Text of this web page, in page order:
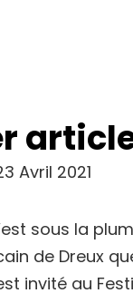
Avril 2021
sous la
de Dreux
invité au